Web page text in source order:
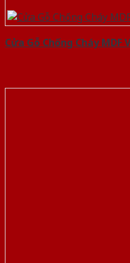
Cửa Gỗ Chống Cháy MDF